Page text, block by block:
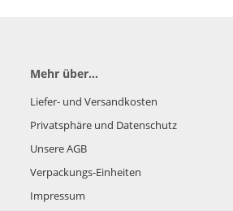
Mehr über...
Liefer- und Versandkosten
Privatsphäre und Datenschutz
Unsere AGB
Verpackungs-Einheiten
Impressum